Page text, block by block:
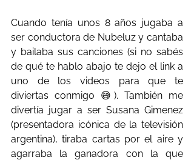
Cuando tenía unos 8 años jugaba a
ser conductora de Nubeluz y cantaba
y bailaba sus canciones (si no sabés
de qué te hablo abajo te dejo el link a
uno de los videos para que te
diviertas conmigo 😅). También me
divertía jugar a ser Susana Gimenez
(presentadora icónica de la televisión
argentina), tiraba cartas por el aire y
agarraba la ganadora con la que